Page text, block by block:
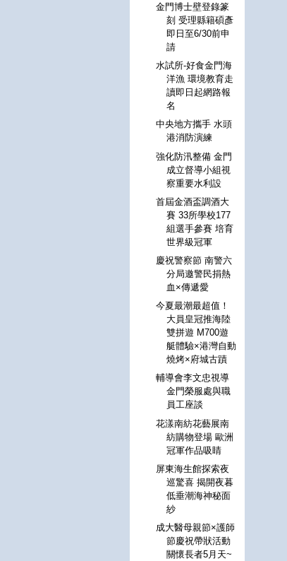
金門博士壁登錄篆
刻 受理縣籍碩彥
即日至6/30前申
請
水試所-好食金門海
洋漁 環境教育走
讀即日起網路報
名
中央地方攜手 水頭
港消防演練
強化防汛整備 金門
成立督導小組視
察重要水利設
首屆金酒盃調酒大
賽 33所學校177
組選手參賽 培育
世界級冠軍
慶祝警察節 南警六
分局邀警民捐熱
血×傳遞愛
今夏最潮最超值！
大員皇冠推海陸
雙拼遊 M700遊
艇體驗×港灣自動
燒烤×府城古蹟
輔導會李文忠視導
金門榮服處與職
員工座談
花漾南紡花藝展南
紡購物登場 歐洲
冠軍作品吸睛
屏東海生館探索夜
巡驚喜 揭開夜暮
低垂潮海神秘面
紗
成大醫母親節×護師
節慶祝帶狀活動
關懷長者5月天~